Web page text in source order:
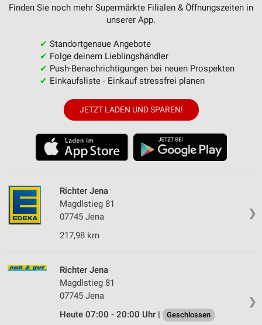
Finden Sie noch mehr Supermärkte Filialen & Öffnungszeiten in
unserer App.
✔ Standortgenaue Angebote
✔ Folge deinem Lieblingshändler
✔ Push-Benachrichtigungen bei neuen Prospekten
✔ Einkaufsliste - Einkauf stressfrei planen
JETZT LADEN UND SPAREN!
❯
Richter Jena
Magdlstieg 81
07745 Jena
217,98 km
❯
Richter Jena
Magdlstieg 81
07745 Jena
Heute 07:00 - 20:00 Uhr |
Geschlossen